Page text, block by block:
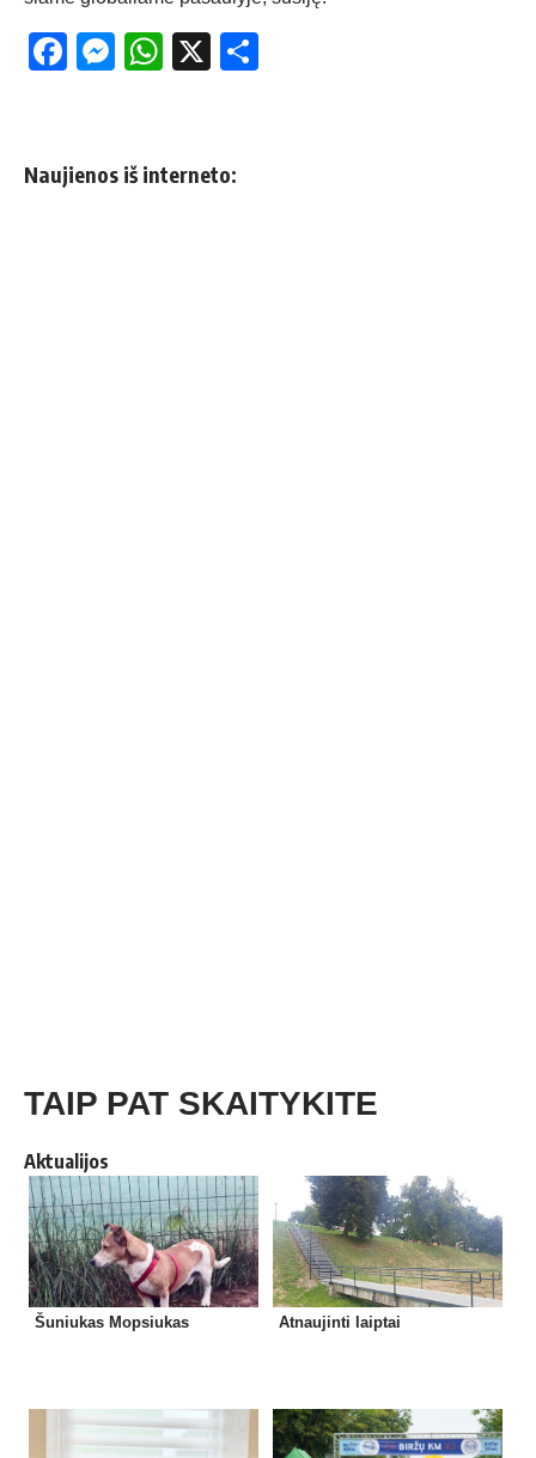
Facebook
Messenger
WhatsApp
X
Naujienos iš interneto:
TAIP PAT SKAITYKITE
Aktualijos
Šuniukas Mopsiukas Atnaujinti laiptai